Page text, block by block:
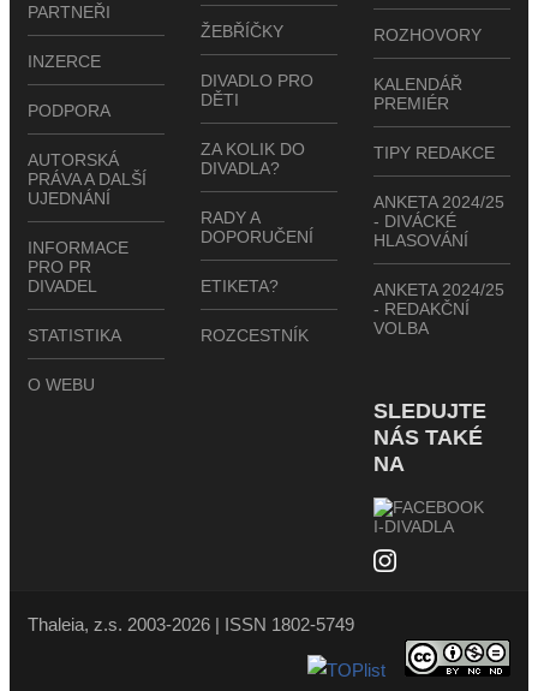
PARTNEŘI
INZERCE
PODPORA
AUTORSKÁ
PRÁVA A DALŠÍ
UJEDNÁNÍ
INFORMACE
PRO PR
DIVADEL
STATISTIKA
O WEBU
ŽEBŘÍČKY
DIVADLO PRO
DĚTI
ZA KOLIK DO
DIVADLA?
RADY A
DOPORUČENÍ
ETIKETA?
ROZCESTNÍK
ROZHOVORY
KALENDÁŘ
PREMIÉR
TIPY REDAKCE
ANKETA 2024/25
- DIVÁCKÉ
HLASOVÁNÍ
ANKETA 2024/25
- REDAKČNÍ
VOLBA
SLEDUJTE
NÁS TAKÉ
NA
Thaleia, z.s. 2003-2026 | ISSN 1802-5749